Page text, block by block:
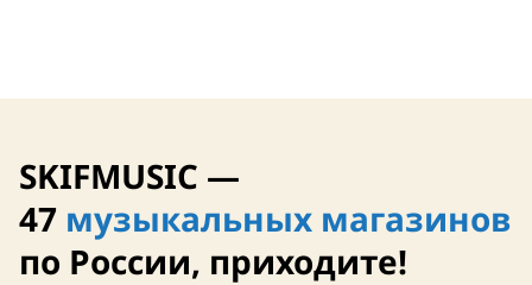
SKIFMUSIC —
47 музыкальных магазинов
по России, приходите!